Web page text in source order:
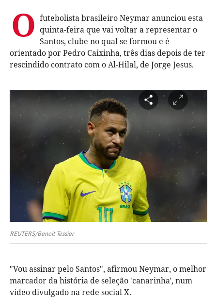
O futebolista brasileiro Neymar anunciou esta
quinta-feira que vai voltar a representar o
Santos, clube no qual se formou e é
orientado por Pedro Caixinha, três dias depois de ter
rescindido contrato com o Al-Hilal, de Jorge Jesus.
REUTERS/Benoit Tessier
"Vou assinar pelo Santos", afirmou Neymar, o melhor
marcador da história de seleção 'canarinha', num
vídeo divulgado na rede social X.